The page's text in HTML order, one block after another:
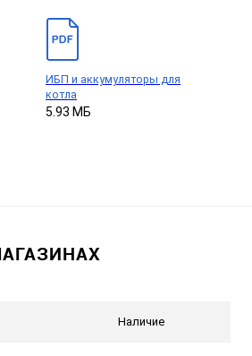
ИБП и аккумуляторы для
котла
5.93 МБ
Наличие